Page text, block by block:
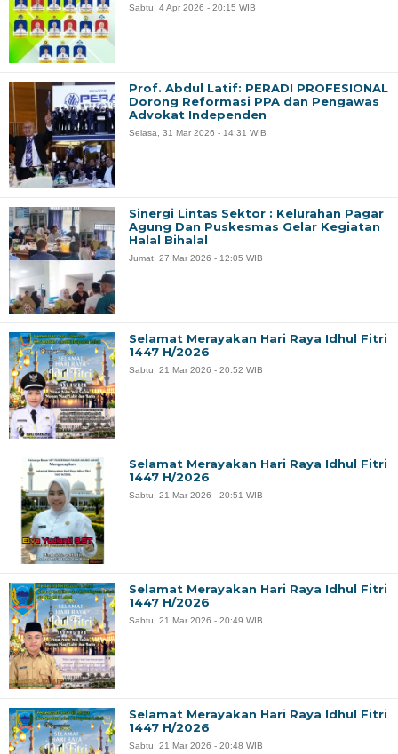
Sabtu, 4 Apr 2026 - 20:15 WIB
Prof. Abdul Latif: PERADI PROFESIONAL
Dorong Reformasi PPA dan Pengawas
Advokat Independen
Selasa, 31 Mar 2026 - 14:31 WIB
Sinergi Lintas Sektor : Kelurahan Pagar
Agung Dan Puskesmas Gelar Kegiatan
Halal Bihalal
Jumat, 27 Mar 2026 - 12:05 WIB
Selamat Merayakan Hari Raya Idhul Fitri
1447 H/2026
Sabtu, 21 Mar 2026 - 20:52 WIB
Selamat Merayakan Hari Raya Idhul Fitri
1447 H/2026
Sabtu, 21 Mar 2026 - 20:51 WIB
Selamat Merayakan Hari Raya Idhul Fitri
1447 H/2026
Sabtu, 21 Mar 2026 - 20:49 WIB
Selamat Merayakan Hari Raya Idhul Fitri
1447 H/2026
Sabtu, 21 Mar 2026 - 20:48 WIB